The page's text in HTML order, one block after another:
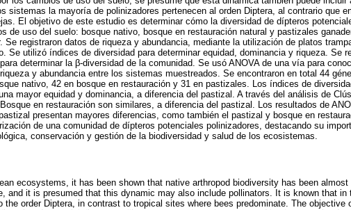
sistemas la mayoría de polinizadores pertenecen al orden Diptera, al contrario que
El objetivo de este estudio es determinar cómo la diversidad de dípteros
de uso del suelo: bosque nativo, bosque en restauración natural y pastizales
Se registraron datos de riqueza y abundancia, mediante la utilización de platos
Se utilizó índices de diversidad para determinar equidad, dominancia y riqueza. Se
determinar la β-diversidad de la comunidad. Se usó ANOVA de una vía para
y abundancia entre los sistemas muestreados. Se encontraron en total 44
nativo, 42 en bosque en restauración y 31 en pastizales. Los índices de
mayor equidad y dominancia, a diferencia del pastizal. A través del análisis de
en restauración son similares, a diferencia del pastizal. Los resultados de
presentan mayores diferencias, como también el pastizal y bosque en
de una comunidad de dípteros potenciales polinizadores, destacando su
conservación y gestión de la biodiversidad y salud de los ecosistemas.
ecosystems, it has been shown that native arthropod biodiversity has been
and it is presumed that this dynamic may also include pollinators. It is known that
the order Diptera, in contrast to tropical sites where bees predominate. The